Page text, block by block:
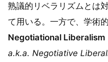
熟議的リベラリズムとは
て用いる。一方で、学術
Negotiational Liberalism
a.k.a. Negotiative